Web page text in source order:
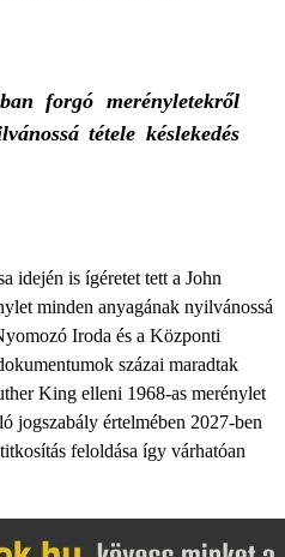
forgó merényletekről
tétele késlekedés
idején is ígéretet tett a John
minden anyagának nyilvánossá
Iroda és a Központi
százai maradtak
King elleni 1968-as merénylet
jogszabály értelmében 2027-ben
feloldása így várhatóan